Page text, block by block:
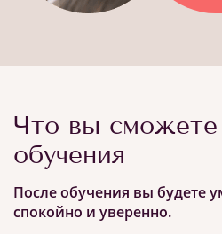
Что вы сможете
обучения
После обучения вы будете
спокойно и уверенно.